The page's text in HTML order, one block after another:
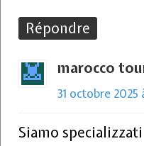
Répondre
marocco
31 octobre 2025
Siamo